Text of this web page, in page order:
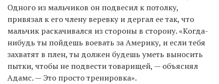
Одного из мальчиков он подвесил к потолку,
привязал к его члену веревку и дергал ее так, что
мальчик раскачивался из стороны в сторону. «Когда-
нибудь ты пойдешь воевать за Америку, и если тебя
захватят в плен, ты должен будешь уметь выносить
пытки, чтобы не подвести товарищей, — объяснял
Адамс. — Это просто тренировка».